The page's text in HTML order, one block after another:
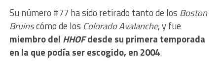
Su número #77 ha sido retirado tanto de los Boston
Bruinscómo de los Colorado Avalanche, y fue
miembro del HHOFdesde su primera temporada
en la que podía ser escogido, en 2004.